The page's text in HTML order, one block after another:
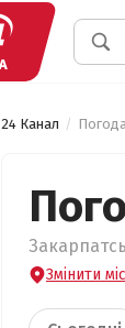
24 Канал
Змінити